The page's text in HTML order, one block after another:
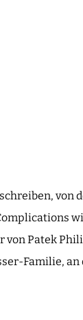
von
Patek
Familie,